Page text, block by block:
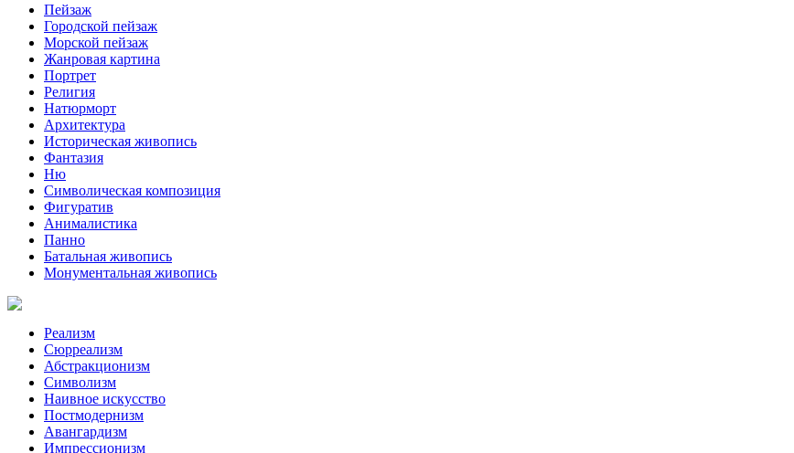
Пейзаж
Городской пейзаж
Морской пейзаж
Жанровая картина
Портрет
Религия
Натюрморт
Архитектура
Историческая живопись
Фантазия
Ню
Символическая композиция
Фигуратив
Анималистикa
Панно
Батальная живопись
Монументальная живопись
Реализм
Сюрреализм
Абстракционизм
Символизм
Наивное искусство
Постмодернизм
Авангардизм
Импрессионизм